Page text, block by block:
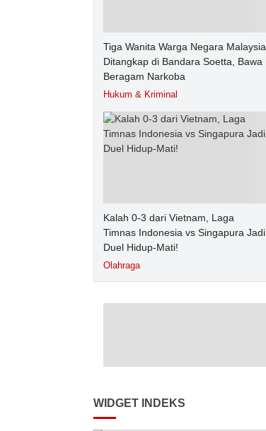
Tiga Wanita Warga Negara Malaysia
Ditangkap di Bandara Soetta, Bawa
Beragam Narkoba
Hukum & Kriminal
Kalah 0-3 dari Vietnam, Laga
Timnas Indonesia vs Singapura Jadi
Duel Hidup-Mati!
Olahraga
WIDGET INDEKS